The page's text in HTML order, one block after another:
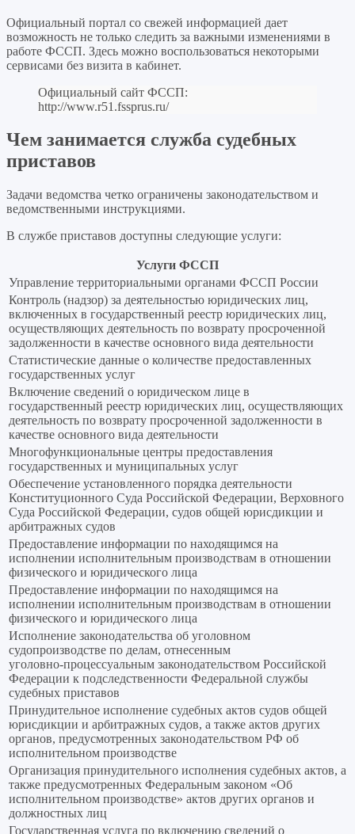
Официальный портал со свежей информацией дает
возможность не только следить за важными изменениями в
работе ФССП. Здесь можно воспользоваться некоторыми
сервисами без визита в кабинет.
Официальный сайт ФССП:
http://www.r51.fssprus.ru/
Чем занимается служба судебных
приставов
Задачи ведомства четко ограничены законодательством и
ведомственными инструкциями.
В службе приставов доступны следующие услуги:
Услуги ФССП
Управление территориальными органами ФССП России
Контроль (надзор) за деятельностью юридических лиц,
включенных в государственный реестр юридических лиц,
осуществляющих деятельность по возврату просроченной
задолженности в качестве основного вида деятельности
Статистические данные о количестве предоставленных
государственных услуг
Включение сведений о юридическом лице в
государственный реестр юридических лиц, осуществляющих
деятельность по возврату просроченной задолженности в
качестве основного вида деятельности
Многофункциональные центры предоставления
государственных и муниципальных услуг
Обеспечение установленного порядка деятельности
Конституционного Суда Российской Федерации, Верховного
Суда Российской Федерации, судов общей юрисдикции и
арбитражных судов
Предоставление информации по находящимся на
исполнении исполнительным производствам в отношении
физического и юридического лица
Предоставление информации по находящимся на
исполнении исполнительным производствам в отношении
физического и юридического лица
Исполнение законодательства об уголовном
судопроизводстве по делам, отнесенным
уголовно‑процессуальным законодательством Российской
Федерации к подследственности Федеральной службы
судебных приставов
Принудительное исполнение судебных актов судов общей
юрисдикции и арбитражных судов, а также актов других
органов, предусмотренных законодательством РФ об
исполнительном производстве
Организация принудительного исполнения судебных актов, а
также предусмотренных Федеральным законом «Об
исполнительном производстве» актов других органов и
должностных лиц
Государственная услуга по включению сведений о